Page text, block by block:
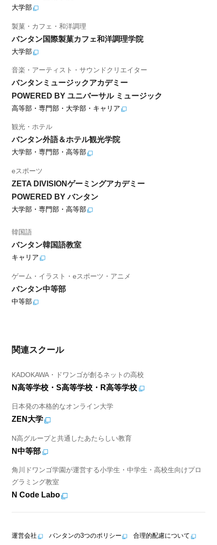
大学部
製菓・カフェ・和洋調理
バンタン国際製菓カフェ和洋調理学院
大学部
音楽・アーティスト・サウンドクリエイター
バンタンミュージックアカデミー
POWERED BY ユニバーサル ミュージック
高等部・専門部・大学部・キャリア
観光・ホテル
バンタン外語＆ホテル観光学院
大学部・専門部・高等部
eスポーツ
ZETA DIVISIONゲーミングアカデミー
POWERED BY バンタン
大学部・専門部・高等部
韓国語
バンタン韓国語教室
キャリア
ゲーム・イラスト・eスポーツ・アニメ
バンタン中等部
中等部
関連スクール
KADOKAWA・ドワンゴが創るネットの高校
N高等学校・S高等学校・R高等学校
日本発の本格的なオンライン大学
ZEN大学
N高グループと共通したあたらしい教育
N中等部
角川ドワンゴ学園が運営する小学生・中学生・高校生向けプロ
グラミング教室
N Code Labo
運営会社 バンタンの3つのポリシー 合理的配慮について